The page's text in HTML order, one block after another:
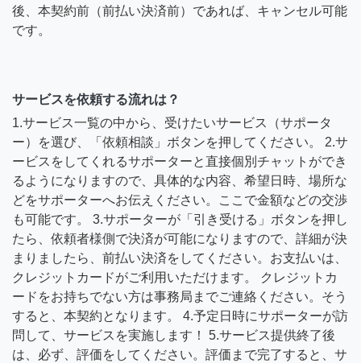
後、本契約前（前払い決済前）であれば、キャンセル可能
です。
サービスを依頼する流れは？
1.サービス一覧の中から、受けたいサービス（サポータ
ー）を選び、「依頼相談」ボタンを押してください。 2.サ
ービスをしてくれるサポーターと直接個別チャットができ
るようになりますので、具体的な内容、希望日時、場所な
どをサポーターへお伝えください。ここで金額などの交渉
も可能です。 3.サポーターが「引き受ける」ボタンを押し
たら、依頼者様側で決済が可能になりますので、詳細が決
まりましたら、前払い決済をしてください。お支払いは、
クレジットカードがご利用いただけます。 クレジットカ
ードをお持ちでない方は事務局までご連絡ください。そう
すると、本契約となります。 4.予定日時にサポーターが訪
問して、サービスを実施します！ 5.サービス提供終了後
は、必ず、評価をしてください。評価まで完了すると、サ